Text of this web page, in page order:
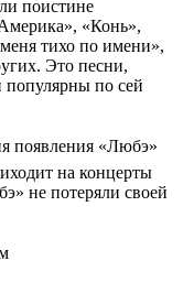
поистине
«Конь»,
тихо по имени»,
Это песни,
по сей
появления «Любэ»
на концерты
не потеряли своей